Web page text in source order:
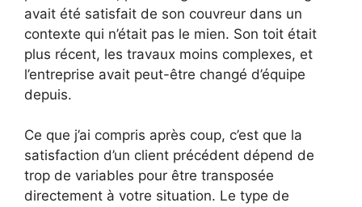
avait été satisfait de son couvreur dans un
contexte qui n’était pas le mien. Son toit était
plus récent, les travaux moins complexes, et
l’entreprise avait peut-être changé d’équipe
depuis.
Ce que j’ai compris après coup, c’est que la
satisfaction d’un client précédent dépend de
trop de variables pour être transposée
directement à votre situation. Le type de